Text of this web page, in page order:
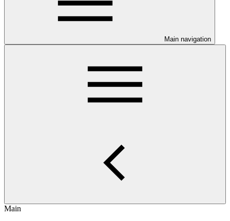
Main navigation
Main